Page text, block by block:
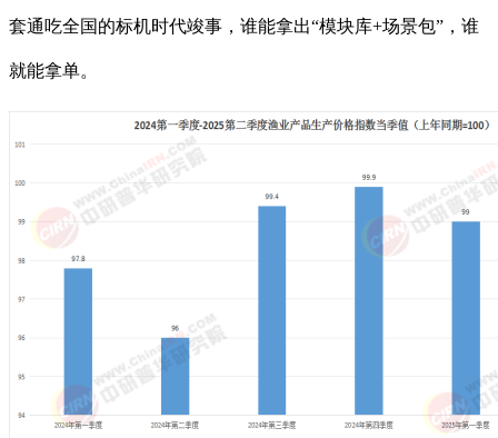
套通吃全国的标机时代竣事，谁能拿出“模块库+场景包”，谁
就能拿单。